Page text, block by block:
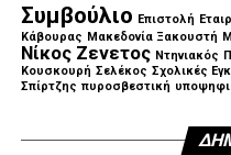
Συμβούλιο Επιστολή
Κάβουρας Μακεδονία Ξακουστή
Νίκος Ζενετος Ντηνιακός
Κουσκουρή Σελέκος Σχολικές
Σπίρτζης πυροσβεστική